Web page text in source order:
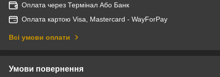
Оплата через Термінал Або Банк
Оплата картою Visa, Mastercard - WayForPay
Всі умови оплати
Умови повернення